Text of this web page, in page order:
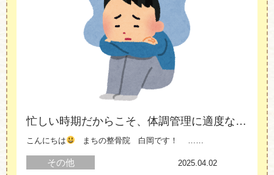
忙しい時期だからこそ、体調管理に適度な運動を！
こんにちは まちの整骨院 白岡です！ ……
その他 2025.04.02